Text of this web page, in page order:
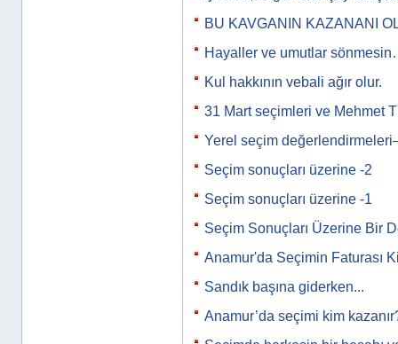
BU KAVGANIN KAZANANI
Hayaller ve umutlar
Kul hakkının vebali ağır olur.
31 Mart seçimleri ve Mehmet
Yerel seçim
Seçim sonuçları üzerine -2
Seçim sonuçları üzerine -1
Seçim Sonuçları Üzerine Bir
Anamur'da Seçimin Faturası
Sandık başına giderken...
Anamur’da seçimi kim